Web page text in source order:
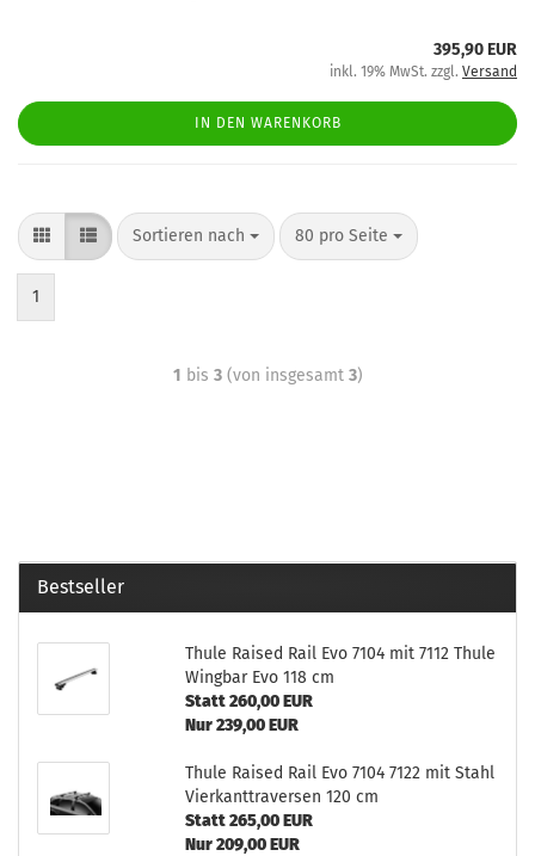
395,90 EUR
inkl. 19% MwSt. zzgl. Versand
IN DEN WARENKORB
Sortieren nach 80 pro Seite
1
1 bis 3(von insgesamt 3)
Bestseller
Thule Raised Rail Evo 7104 mit 7112 Thule
Wingbar Evo 118 cm
Statt 260,00 EUR
Nur 239,00 EUR
Thule Raised Rail Evo 7104 7122 mit Stahl
Vierkanttraversen 120 cm
Statt 265,00 EUR
Nur 209,00 EUR